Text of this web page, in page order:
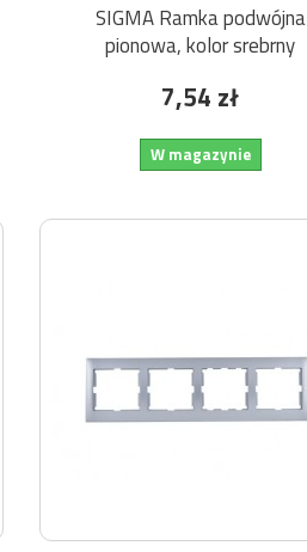
SIGMA Ramka podwójna
pionowa, kolor srebrny
7,54 zł
W magazynie